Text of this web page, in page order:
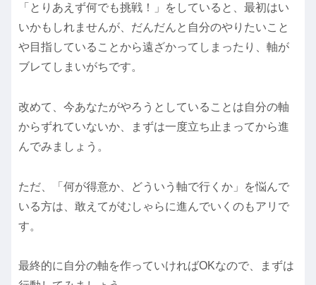
「とりあえず何でも挑戦！」をしていると、最初はい
いかもしれませんが、だんだんと自分のやりたいこと
や目指していることから遠ざかってしまったり、軸が
ブレてしまいがちです。
改めて、今あなたがやろうとしていることは自分の軸
からずれていないか、まずは一度立ち止まってから進
んでみましょう。
ただ、「何が得意か、どういう軸で行くか」を悩んで
いる方は、敢えてがむしゃらに進んでいくのもアリで
す。
最終的に自分の軸を作っていければOKなので、まずは